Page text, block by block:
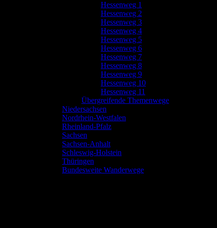
Hessenweg 1
Hessenweg 2
Hessenweg 3
Hessenweg 4
Hessenweg 5
Hessenweg 6
Hessenweg 7
Hessenweg 8
Hessenweg 9
Hessenweg 10
Hessenweg 11
Übergreifende Themenwege
Niedersachsen
Nordrhein-Westfalen
Rheinland-Pfalz
Sachsen
Sachsen-Anhalt
Schleswig-Holstein
Thüringen
Bundesweite Wanderwege